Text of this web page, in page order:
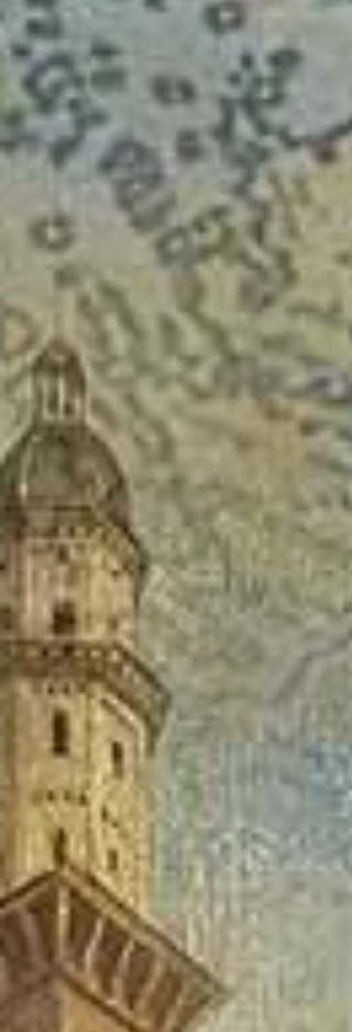
obras maestras que amplían su identidad mucho
más allá de la arquitectura. Vicenza respira en
tensión fecunda, como una forma nítida en el
paisa